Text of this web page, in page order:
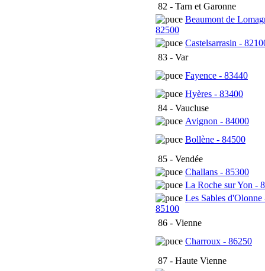
82 - Tarn et Garonne
Beaumont de
82500
Castelsarrasin -
83 - Var
Fayence - 83440
Hyères - 83400
84 - Vaucluse
Avignon - 84000
Bollène - 84500
85 - Vendée
Challans - 85300
La Roche sur Yon -
Les Sables d'Olonne
85100
86 - Vienne
Charroux - 86250
87 - Haute Vienne